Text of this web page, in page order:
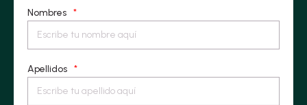
Nombres *
Apellidos *